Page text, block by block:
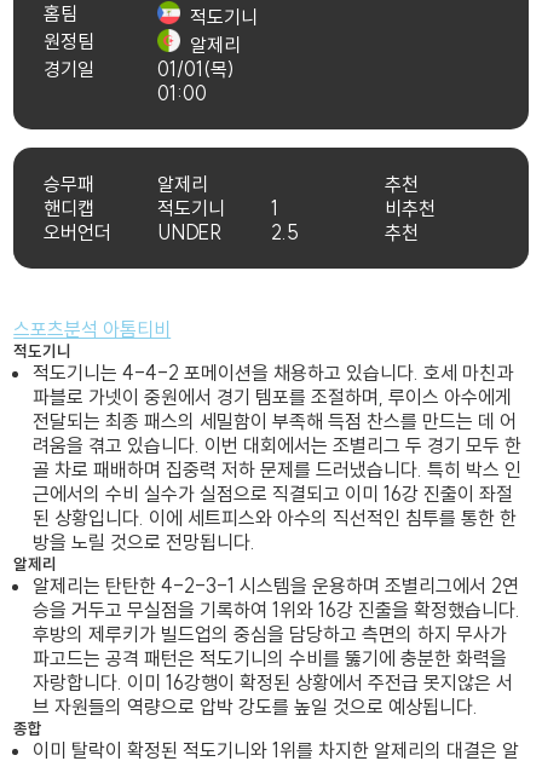
홈팀
적도기니
원정팀
알제리
경기일
01/01(목)
01:00
승무패 알제리
추천
핸디캡
적도기니 1
비추천
오버언더
UNDER 2.5 추천
스포츠분석 아톰티비
적도기니
적도기니는 4-4-2 포메이션을 채용하고 있습니다. 호세 마친과
파블로 가넷이 중원에서 경기 템포를 조절하며, 루이스 아수에게
전달되는 최종 패스의 세밀함이 부족해 득점 찬스를 만드는 데 어
려움을 겪고 있습니다. 이번 대회에서는 조별리그 두 경기 모두 한
골 차로 패배하며 집중력 저하 문제를 드러냈습니다. 특히 박스 인
근에서의 수비 실수가 실점으로 직결되고 이미 16강 진출이 좌절
된 상황입니다. 이에 세트피스와 아수의 직선적인 침투를 통한 한
방을 노릴 것으로 전망됩니다.
알제리
알제리는 탄탄한 4-2-3-1 시스템을 운용하며 조별리그에서 2연
승을 거두고 무실점을 기록하여 1위와 16강 진출을 확정했습니다.
후방의 제루키가 빌드업의 중심을 담당하고 측면의 하지 무사가
파고드는 공격 패턴은 적도기니의 수비를 뚫기에 충분한 화력을
자랑합니다. 이미 16강행이 확정된 상황에서 주전급 못지않은 서
브 자원들의 역량으로 압박 강도를 높일 것으로 예상됩니다.
종합
이미 탈락이 확정된 적도기니와 1위를 차지한 알제리의 대결은 알